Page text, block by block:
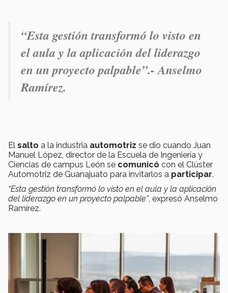
“Esta gestión transformó lo visto en
el aula y la aplicación del liderazgo
en un proyecto palpable”.- Anselmo
Ramírez.
El salto a la industria automotriz se dio cuando Juan
Manuel López, director de la Escuela de Ingeniería y
Ciencias de campus León se comunicó con el Clúster
Automotriz de Guanajuato para invitarlos a participar.
“Esta gestión transformó lo visto en el aula y la aplicación
del liderazgo en un proyecto palpable”, expresó Anselmo
Ramírez.